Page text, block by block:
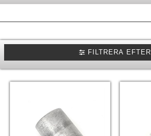
Suzumar - Gummibåtar
Honda - Utombordare
Tohatsu - Utombordare
FILTRERA EFTER